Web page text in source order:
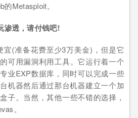
Metasploit。
透，请付钱吧!
宜(准备花费至少3万美金)，但是它
可用漏洞利用工具。它运行着一个
业EXP数据库，同时可以完成一些
机器然后通过那台机器建立一个加
子。当然，其他一些不错的选择，
。